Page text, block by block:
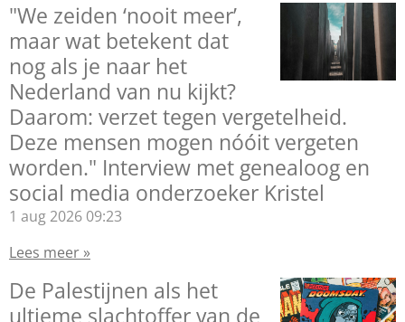
"We zeiden ‘nooit meer’,
maar wat betekent dat
nog als je naar het
Nederland van nu kijkt?
Daarom: verzet tegen vergetelheid.
Deze mensen mogen nóóit vergeten
worden." Interview met genealoog en
social media onderzoeker Kristel
1 aug 2026 09:23
Lees meer »
De Palestijnen als het
ultieme slachtoffer van de